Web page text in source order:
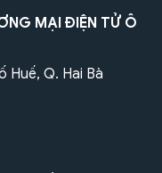
MẠI ĐIỆN TỬ Ô
Huế, Q. Hai Bà